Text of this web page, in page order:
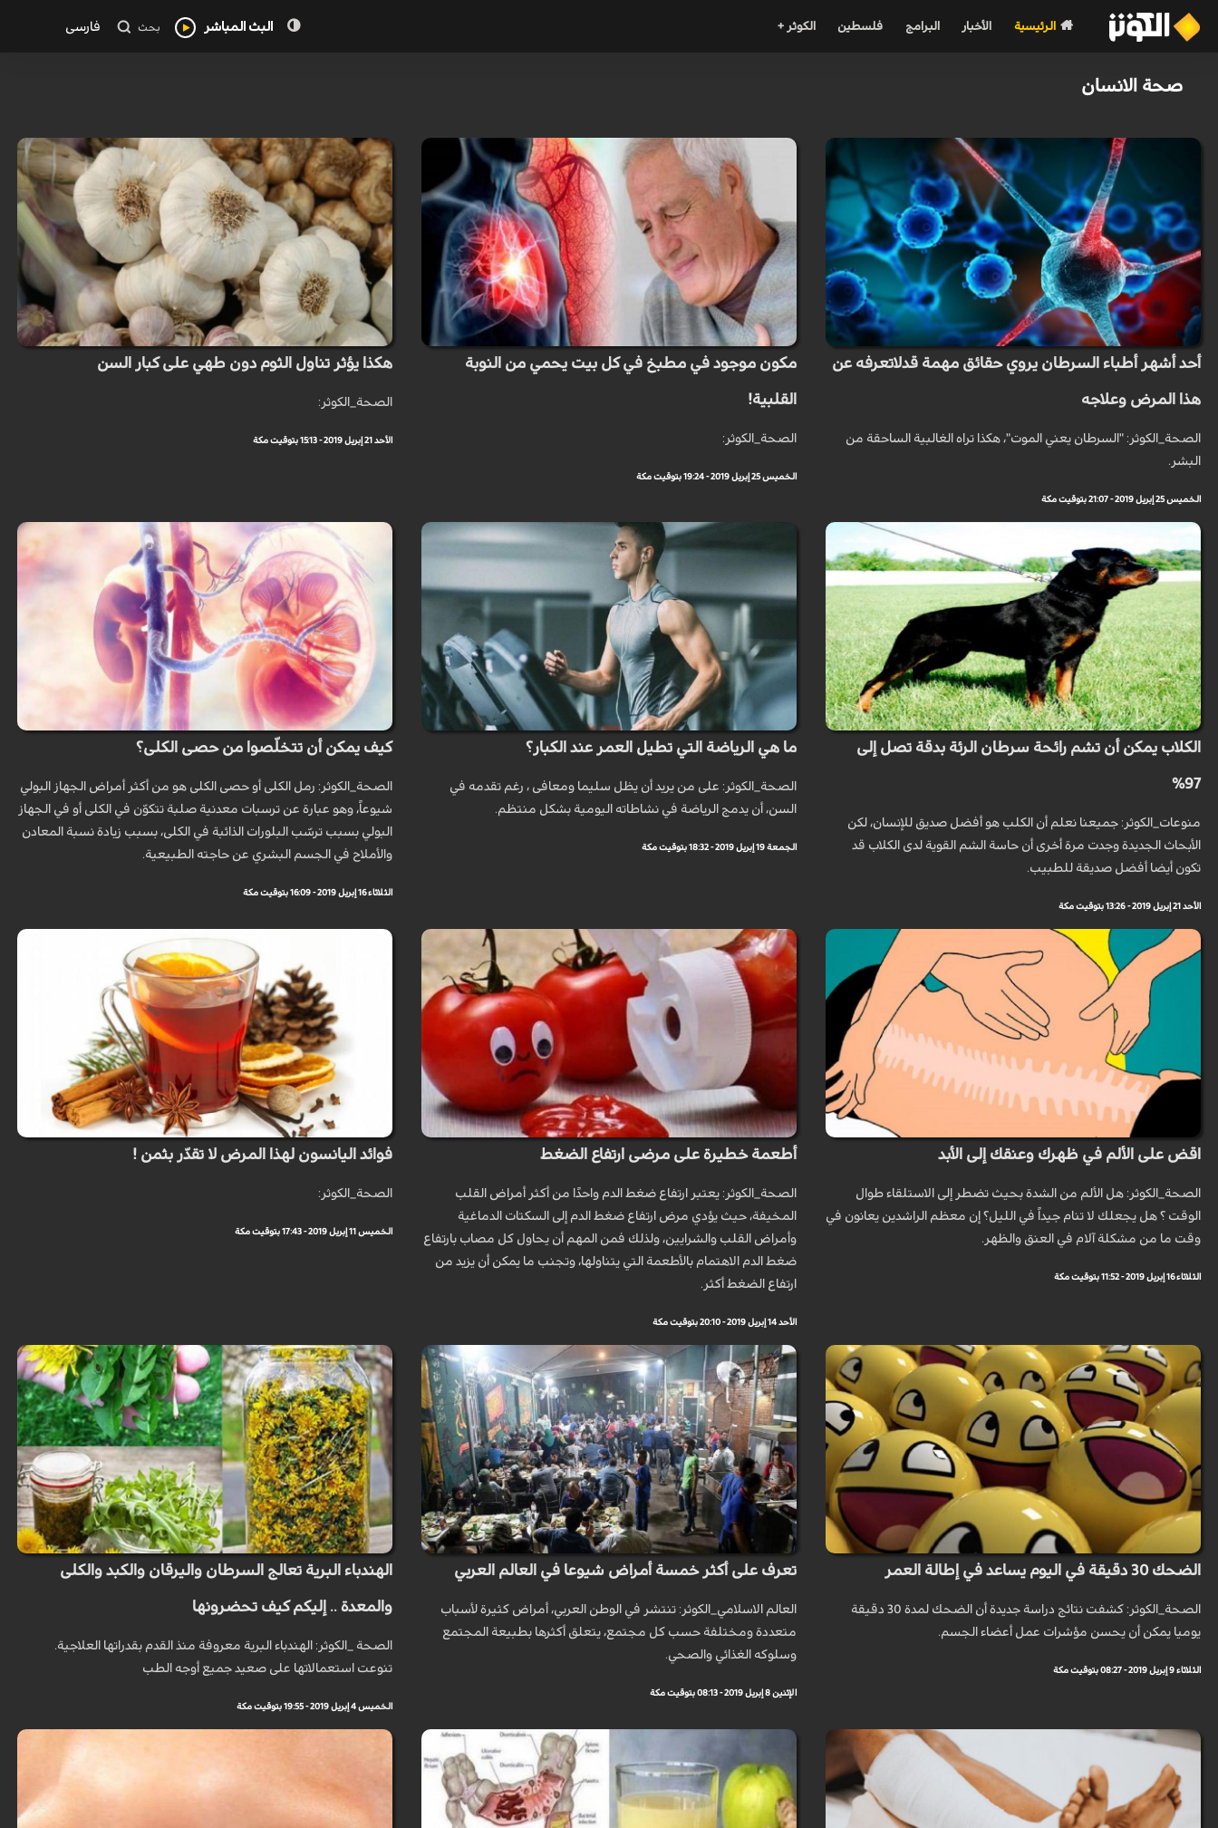
الرئيسية الأخبار البرامج فلسطين الكوثر + البث المباشر بحث فارسی
صحة الانسان
أحد أشهر أطباء السرطان يروي حقائق مهمة قدلاتعرفه عن
هذا المرض وعلاجه
الصحة_الكوثر: "السرطان يعني الموت"، هكذا تراه الغالبية الساحقة من
البشر.
الخميس 25 إبريل 2019 - 21:07 بتوقيت مكة
مكون موجود في مطبخ في كل بيت يحمي من النوبة
القلبية!
الصحة_الكوثر:
الخميس 25 إبريل 2019 - 19:24 بتوقيت مكة
هكذا يؤثر تناول الثوم دون طهي على كبار السن
الصحة_الكوثر:
الأحد 21 إبريل 2019 - 15:13 بتوقيت مكة
الكلاب يمكن أن تشم رائحة سرطان الرئة بدقة تصل إلى
97%
منوعات_الكوثر: جميعنا نعلم أن الكلب هو أفضل صديق للإنسان، لكن
الأبحاث الجديدة وجدت مرة أخرى أن حاسة الشم القوية لدى الكلاب قد
تكون أيضا أفضل صديقة للطبيب.
الأحد 21 إبريل 2019 - 13:26 بتوقيت مكة
ما هي الرياضة التي تطيل العمر عند الكبار؟
الصحة_الكوثر: على من يريد أن يظل سليما ومعافى ، رغم تقدمه في
السن، أن يدمج الرياضة في نشاطاته اليومية بشكل منتظم.
الجمعة 19 إبريل 2019 - 18:32 بتوقيت مكة
كيف يمكن أن تتخلّصوا من حصى الكلى؟
الصحة_الكوثر: رمل الكلى أو حصى الكلى هو من أكثر أمراض الجهاز البولي
شيوعاً، وهو عبارة عن ترسبات معدنية صلبة تتكوّن في الكلى أو في الجهاز
البولي بسبب ترسّب البلورات الذائبة في الكلى، بسبب زيادة نسبة المعادن
والأملاح في الجسم البشري عن حاجته الطبيعية.
الثلاثاء 16 إبريل 2019 - 16:09 بتوقيت مكة
اقض على الألم في ظهرك وعنقك إلى الأبد
الصحة_الكوثر: هل الألم من الشدة بحيث تضطر إلى الاستلقاء طوال
الوقت ؟ هل يجعلك لا تنام جيداً في الليل؟ إن معظم الراشدين يعانون في
وقت ما من مشكلة آلام في العنق والظهر.
الثلاثاء 16 إبريل 2019 - 11:52 بتوقيت مكة
أطعمة خطيرة على مرضى ارتفاع الضغط
الصحة_الكوثر: يعتبر ارتفاع ضغط الدم واحدًا من أكثر أمراض القلب
المخيفة، حيث يؤدي مرض ارتفاع ضغط الدم إلى السكتات الدماغية
وأمراض القلب والشرايين، ولذلك فمن المهم أن يحاول كل مصاب بارتفاع
ضغط الدم الاهتمام بالأطعمة التي يتناولها، وتجنب ما يمكن أن يزيد من
ارتفاع الضغط أكثر.
الأحد 14 إبريل 2019 - 20:10 بتوقيت مكة
فوائد اليانسون لهذا المرض لا تقدّر بثمن !
الصحة_الكوثر:
الخميس 11 إبريل 2019 - 17:43 بتوقيت مكة
الضحك 30 دقيقة في اليوم يساعد في إطالة العمر
الصحة_الكوثر: كشفت نتائج دراسة جديدة أن الضحك لمدة 30 دقيقة
يوميا يمكن أن يحسن مؤشرات عمل أعضاء الجسم.
الثلاثاء 9 إبريل 2019 - 08:27 بتوقيت مكة
تعرف على أكثر خمسة أمراض شيوعا في العالم العربي
العالم الاسلامي_الكوثر: تنتشر في الوطن العربي، أمراض كثيرة لأسباب
متعددة ومختلفة حسب كل مجتمع، يتعلق أكثرها بطبيعة المجتمع
وسلوكه الغذائي والصحي.
الإثنين 8 إبريل 2019 - 08:13 بتوقيت مكة
الهندباء البرية تعالج السرطان واليرقان والكبد والكلى
والمعدة .. إليكم كيف تحضرونها
الصحة _الكوثر: الهندباء البرية معروفة منذ القدم بقدراتها العلاجية.
تنوعت استعمالاتها على صعيد جميع أوجه الطب
الخميس 4 إبريل 2019 - 19:55 بتوقيت مكة